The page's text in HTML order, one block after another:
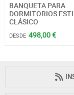
BANQUETA PARA
DORMITORIOS
CLÁSICO
DESDE 498,00 €